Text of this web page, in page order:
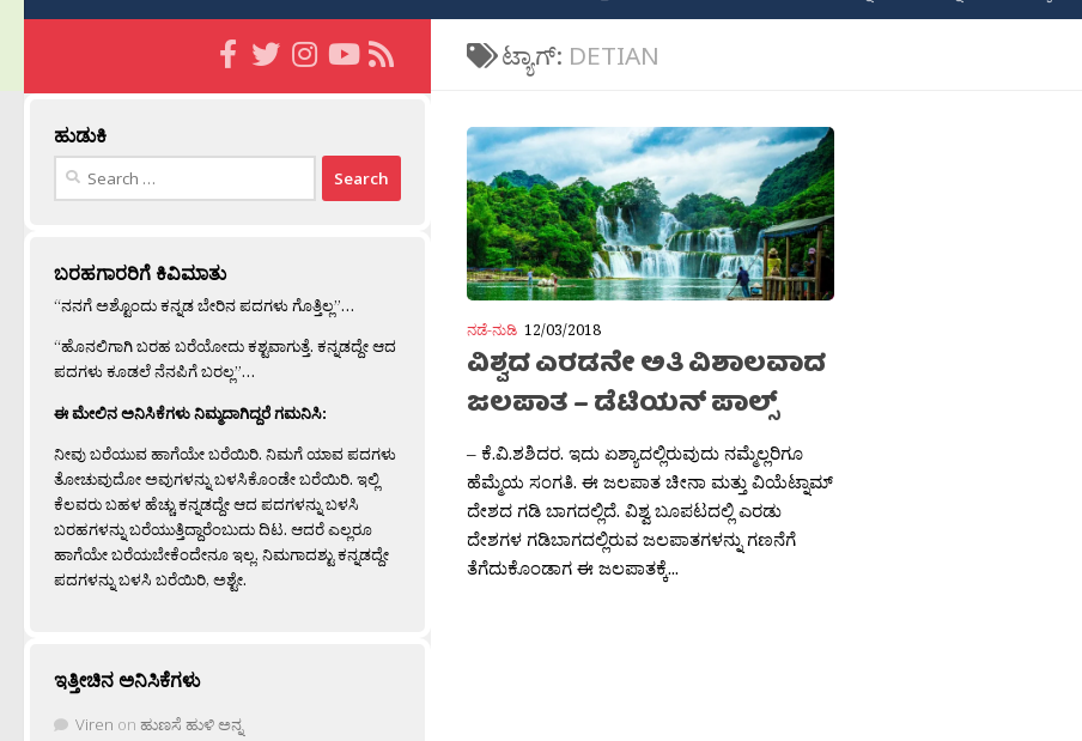
ಟ್ಯಾಗ್: DETIAN
ನಡೆ-ನುಡಿ 12/03/2018
ವಿಶ್ವದ ಎರಡನೇ ಅತಿ ವಿಶಾಲವಾದ
ಜಲಪಾತ – ಡೆಟಿಯನ್ ಪಾಲ್ಸ್
– ಕೆ.ವಿ.ಶಶಿದರ. ಇದು ಏಶ್ಯಾದಲ್ಲಿರುವುದು ನಮ್ಮೆಲ್ಲರಿಗೂ
ಹೆಮ್ಮೆಯ ಸಂಗತಿ. ಈ ಜಲಪಾತ ಚೀನಾ ಮತ್ತು ವಿಯೆಟ್ನಾಮ್
ದೇಶದ ಗಡಿ ಬಾಗದಲ್ಲಿದೆ. ವಿಶ್ವ ಬೂಪಟದಲ್ಲಿ ಎರಡು
ದೇಶಗಳ ಗಡಿಬಾಗದಲ್ಲಿರುವ ಜಲಪಾತಗಳನ್ನು ಗಣನೆಗೆ
ತೆಗೆದುಕೊಂಡಾಗ ಈ ಜಲಪಾತಕ್ಕೆ...
ಹುಡುಕಿ
Search
ಬರಹಗಾರರಿಗೆ ಕಿವಿಮಾತು
“ನನಗೆ ಅಶ್ಟೊಂದು ಕನ್ನಡ ಬೇರಿನ ಪದಗಳು ಗೊತ್ತಿಲ್ಲ”…
“ಹೊನಲಿಗಾಗಿ ಬರಹ ಬರೆಯೋದು ಕಶ್ಟವಾಗುತ್ತೆ. ಕನ್ನಡದ್ದೇ ಆದ
ಪದಗಳು ಕೂಡಲೆ ನೆನಪಿಗೆ ಬರಲ್ಲ”…
ಈ ಮೇಲಿನ ಅನಿಸಿಕೆಗಳು ನಿಮ್ಮದಾಗಿದ್ದರೆ ಗಮನಿಸಿ:
ನೀವು ಬರೆಯುವ ಹಾಗೆಯೇ ಬರೆಯಿರಿ. ನಿಮಗೆ ಯಾವ ಪದಗಳು
ತೋಚುವುದೋ ಅವುಗಳನ್ನು ಬಳಸಿಕೊಂಡೇ ಬರೆಯಿರಿ. ಇಲ್ಲಿ
ಕೆಲವರು ಬಹಳ ಹೆಚ್ಚು ಕನ್ನಡದ್ದೇ ಆದ ಪದಗಳನ್ನು ಬಳಸಿ
ಬರಹಗಳನ್ನು ಬರೆಯುತ್ತಿದ್ದಾರೆಂಬುದು ದಿಟ. ಆದರೆ ಎಲ್ಲರೂ
ಹಾಗೆಯೇ ಬರೆಯಬೇಕೆಂದೇನೂ ಇಲ್ಲ. ನಿಮಗಾದಶ್ಟು ಕನ್ನಡದ್ದೇ
ಪದಗಳನ್ನು ಬಳಸಿ ಬರೆಯಿರಿ, ಅಶ್ಟೇ.
ಇತ್ತೀಚಿನ ಅನಿಸಿಕೆಗಳು
Viren on ಹುಣಸೆ ಹುಳಿ ಅನ್ನ